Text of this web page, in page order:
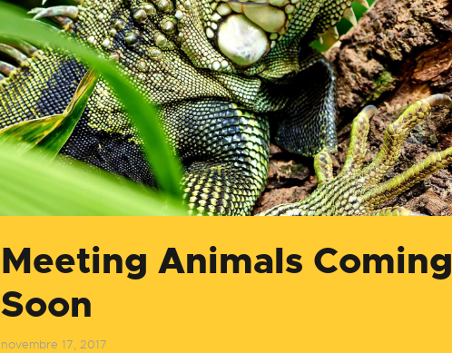
Meeting Animals Coming
Soon
novembre 17, 2017